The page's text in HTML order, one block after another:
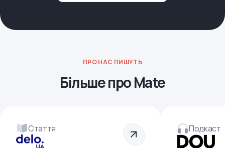
ПРО НАС ПИШУТЬ
Більше про Mate
Стаття Подкаст